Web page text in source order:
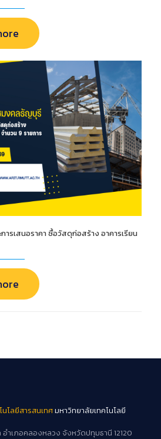
การเสนอราคา ซื้อวัสดุก่อสร้าง อาคารเรียน
นโลยีสารสนเทศมหาวิทยาลัยเทคโนโลยี
ำเภอคลองหลวง จังหวัดปทุมธานี 12120